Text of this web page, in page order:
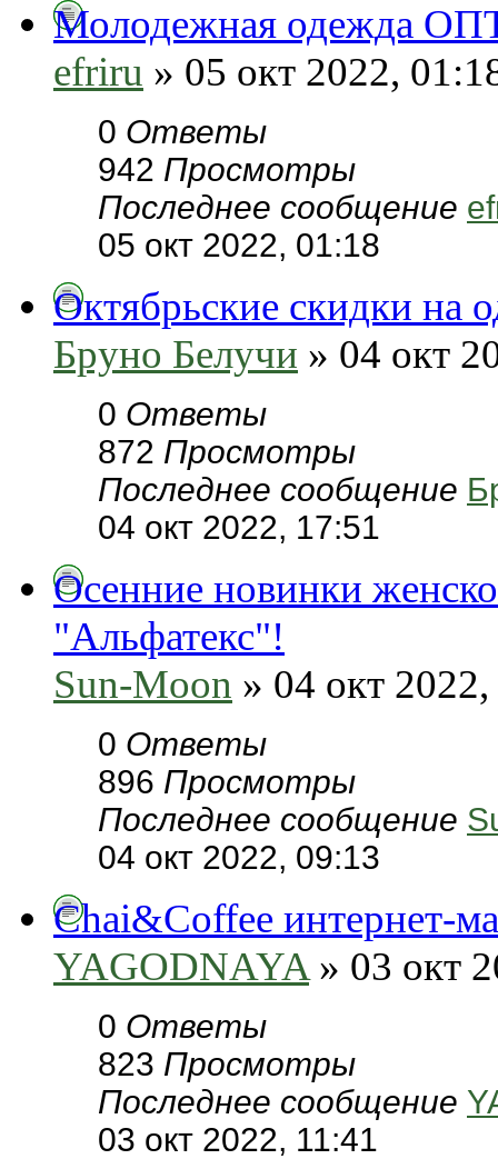
Молодежная одежда
efriru » 05 окт 2022,
0 Ответы
942 Просмотры
Последнее сообщение
05 окт 2022, 01:18
Октябрьские скидки на
Бруно Белучи » 04 окт
0 Ответы
872 Просмотры
Последнее сообщение
04 окт 2022, 17:51
Осенние новинки
"Альфатекс"!
Sun-Moon » 04 окт
0 Ответы
896 Просмотры
Последнее сообщение
04 окт 2022, 09:13
Chai&Coffee интернет-
YAGODNAYA» 03 окт
0 Ответы
823 Просмотры
Последнее сообщение
03 окт 2022, 11:41